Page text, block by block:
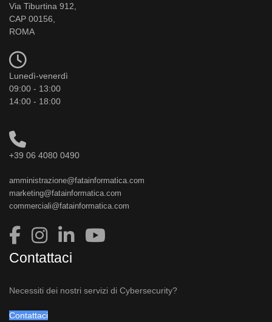
Via Tiburtina 912,
CAP 00156,
ROMA
Lunedì-venerdì
09:00 - 13:00
14:00 - 18:00
+39 06 4080 0490
amministrazione@fatainformatica.com
marketing@fatainformatica.com
commerciali@fatainformatica.com
Contattaci
Necessiti dei nostri servizi di Cybersecurity?
Contattaci